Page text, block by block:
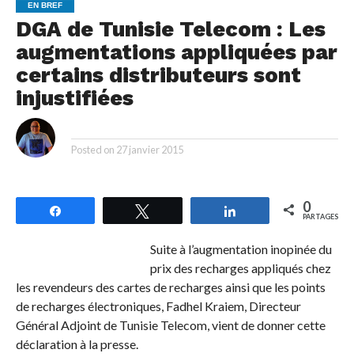
EN BREF
DGA de Tunisie Telecom : Les
augmentations appliquées par
certains distributeurs sont
injustifiées
Posted on 27 janvier 2015
Partagez 0
PARTAGES
Suite à l’augmentation inopinée du
prix des recharges appliqués chez
les revendeurs des cartes de recharges ainsi que les points
de recharges électroniques, Fadhel Kraiem, Directeur
Général Adjoint de Tunisie Telecom, vient de donner cette
déclaration à la presse.